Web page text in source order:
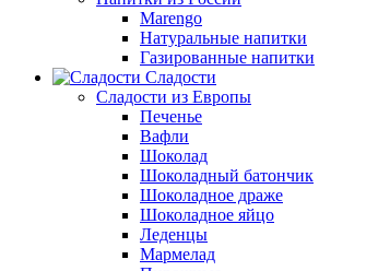
Marengo
Натуральные напитки
Газированные напитки
Сладости
Сладости из Европы
Печенье
Вафли
Шоколад
Шоколадный батончик
Шоколадное драже
Шоколадное яйцо
Леденцы
Мармелад